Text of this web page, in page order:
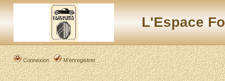
L'Espace
Connexion M’enregistrer